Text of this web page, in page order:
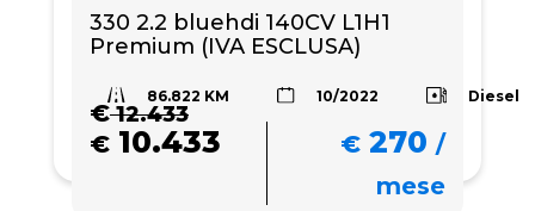
330 2.2 bluehdi 140CV L1H1
Premium (IVA ESCLUSA)
86.822 KM 10/2022 Diesel
€12.433
€ 10.433 € 270 /
mese